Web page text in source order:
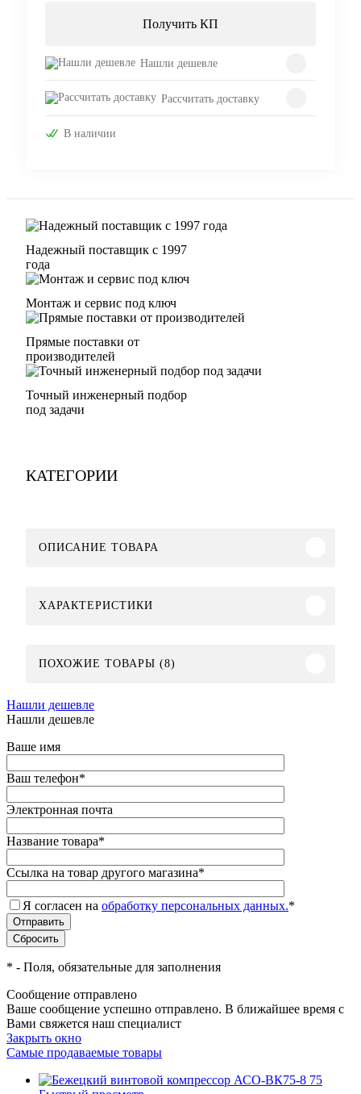
Получить КП
Нашли дешевле
Рассчитать доставку
В наличии
Надежный поставщик с 1997
года
Монтаж и сервис под ключ
Прямые поставки от
производителей
Точный инженерный подбор
под задачи
КАТЕГОРИИ
ОПИСАНИЕ ТОВАРА
ХАРАКТЕРИСТИКИ
ПОХОЖИЕ ТОВАРЫ (8)
Нашли дешевле
Нашли дешевле
Ваше имя
Ваш телефон*
Электронная почта
Название товара*
Ссылка на товар другого магазина*
Я согласен на обработку персональных данных.*
* - Поля, обязательные для заполнения
Сообщение отправлено
Ваше сообщение успешно отправлено. В ближайшее время с
Вами свяжется наш специалист
Закрыть окно
Самые продаваемые товары